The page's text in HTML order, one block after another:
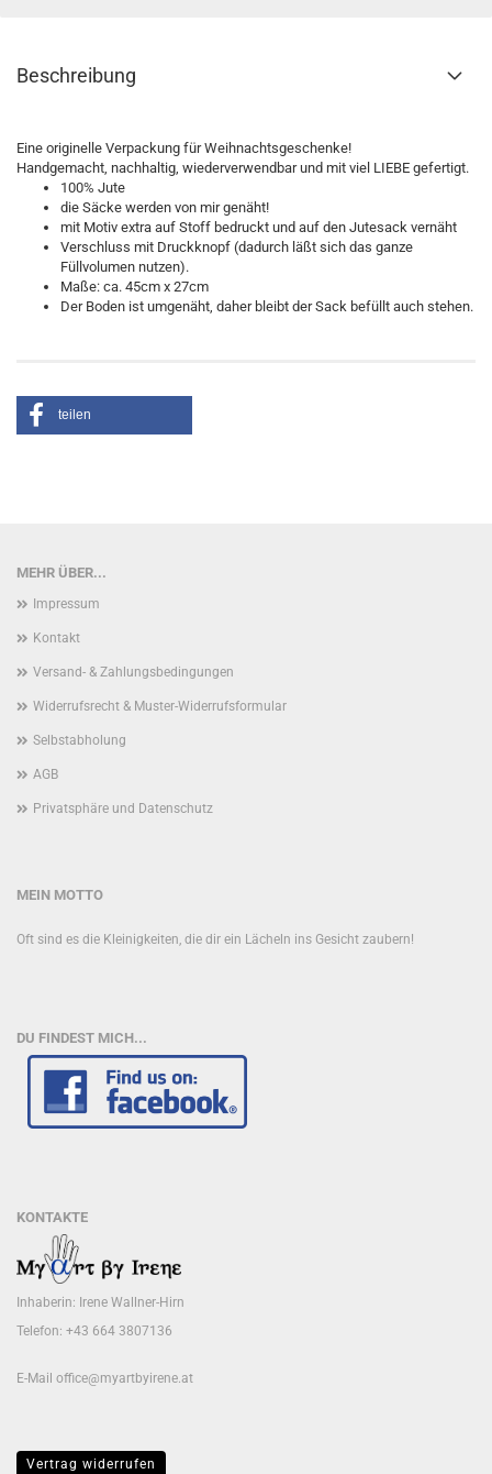
Beschreibung
Eine originelle Verpackung für Weihnachtsgeschenke!
Handgemacht, nachhaltig, wiederverwendbar und mit viel LIEBE gefertigt.
100% Jute
die Säcke werden von mir genäht!
mit Motiv extra auf Stoff bedruckt und auf den Jutesack vernäht
Verschluss mit Druckknopf (dadurch läßt sich das ganze
Füllvolumen nutzen).
Maße: ca. 45cm x 27cm
Der Boden ist umgenäht, daher bleibt der Sack befüllt auch stehen.
teilen
MEHR ÜBER...
Impressum
Kontakt
Versand- & Zahlungsbedingungen
Widerrufsrecht & Muster-Widerrufsformular
Selbstabholung
AGB
Privatsphäre und Datenschutz
MEIN MOTTO
Oft sind es die Kleinigkeiten, die dir ein Lächeln ins Gesicht zaubern!
DU FINDEST MICH...
KONTAKTE
Inhaberin: Irene Wallner-Hirn
Telefon: +43 664 3807136
E-Mail office@myartbyirene.at
Vertrag widerrufen